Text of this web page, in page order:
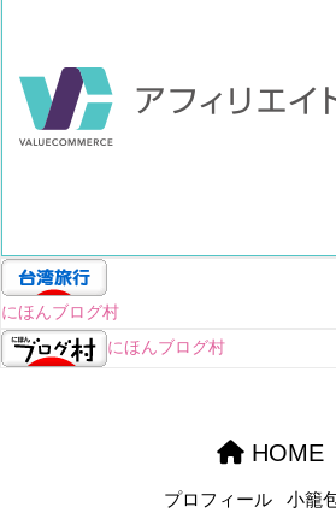
にほんブログ村
にほんブログ村
HOME
プロフィール 小籠